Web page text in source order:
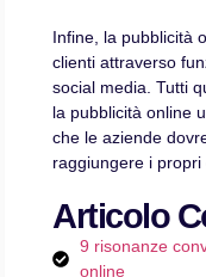
Infine, la pubblicità
clienti attraverso
social media. Tutti
la pubblicità online
che le aziende
raggiungere i propri
Articolo
9 risonanze
online